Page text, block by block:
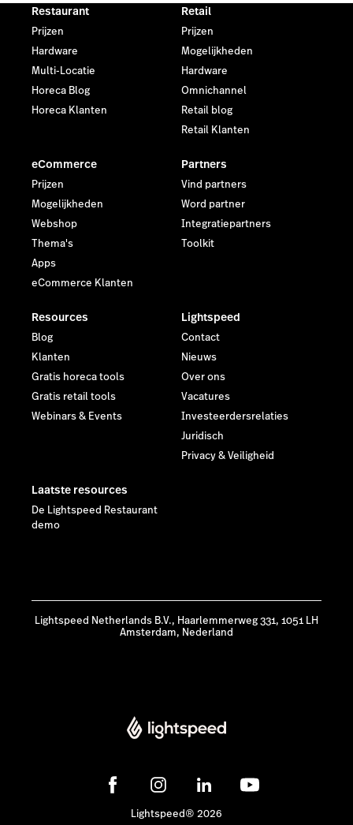
Restaurant
Prijzen
Hardware
Multi-Locatie
Horeca Blog
Horeca Klanten
Retail
Prijzen
Mogelijkheden
Hardware
Omnichannel
Retail blog
Retail Klanten
eCommerce
Prijzen
Mogelijkheden
Webshop
Thema's
Apps
eCommerce Klanten
Partners
Vind partners
Word partner
Integratiepartners
Toolkit
Resources
Blog
Klanten
Gratis horeca tools
Gratis retail tools
Webinars & Events
Lightspeed
Contact
Nieuws
Over ons
Vacatures
Investeerdersrelaties
Juridisch
Privacy & Veiligheid
Laatste resources
De Lightspeed Restaurant
demo
Lightspeed Netherlands B.V., Haarlemmerweg 331, 1051 LH
Amsterdam, Nederland
Lightspeed® 2026